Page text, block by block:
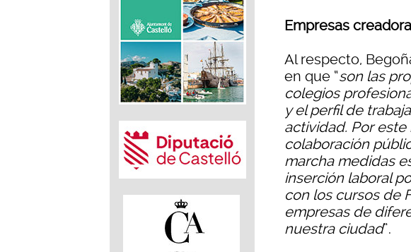
Empresas
Al respecto,
en que “son las
colegios
y el perfil de
actividad. Por
colaboración
marcha medidas
inserción laboral
con los cursos de
empresas de
nuestra ciudad”.